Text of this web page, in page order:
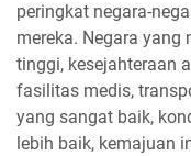
peringkat negara-
mereka. Negara
tinggi, kesejahteraan
fasilitas medis,
yang sangat baik,
lebih baik, kemajuan